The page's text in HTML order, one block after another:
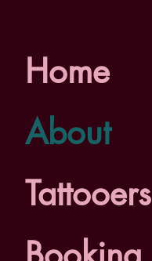
Home
About
Tattooers